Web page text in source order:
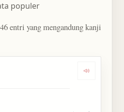
populer
entri yang mengandung kanji
Dengarkan